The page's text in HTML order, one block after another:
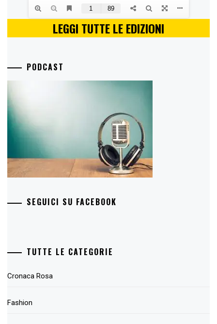
LEGGI TUTTE LE EDIZIONI
PODCAST
SEGUICI SU FACEBOOK
TUTTE LE CATEGORIE
Cronaca Rosa
Fashion